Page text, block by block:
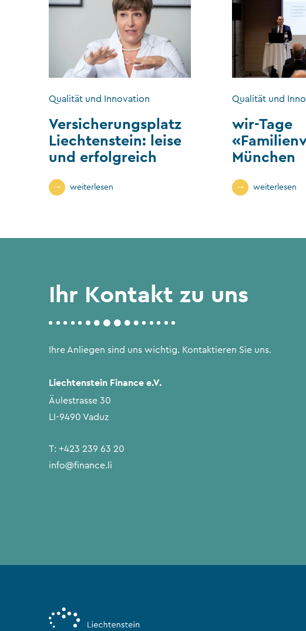
Qualität und Innovation
Versicherungsplatz
Liechtenstein: leise
und erfolgreich
weiterlesen
Qualität und
wir-Tage
München
weiterlesen
Ihr Kontakt zu uns
Ihre Anliegen sind uns wichtig. Kontaktieren Sie uns.
Liechtenstein Finance e.V.
Äulestrasse 30
LI-9490 Vaduz
T: +423 239 63 20
info@finance.li